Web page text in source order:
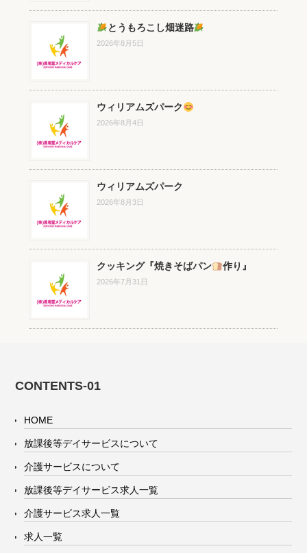
とうもろこし畑迷路
2026年8月5日
ウィリアムズパーク
2026年8月4日
ウィリアムズパーク
2026年8月3日
クッキング『焼きそばパン 作り』
2026年7月31日
CONTENTS-01
HOME
放課後等デイサービスについて
介護サービスについて
放課後等デイサービス求人一覧
介護サービス求人一覧
求人一覧